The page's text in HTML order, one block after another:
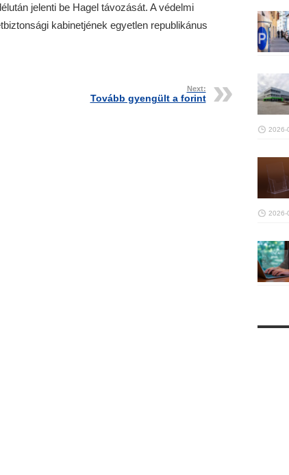
jelenti be Hagel távozását. A védelmi
kabinetjének egyetlen republikánus
Next:
Tovább gyengült a forint
2026-
2026-